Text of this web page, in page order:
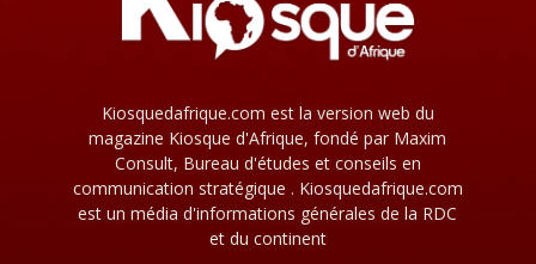
Kiosquedafrique.com est la version web du
magazine Kiosque d'Afrique, fondé par Maxim
Consult, Bureau d'études et conseils en
communication stratégique . Kiosquedafrique.com
est un média d'informations générales de la RDC
et du continent